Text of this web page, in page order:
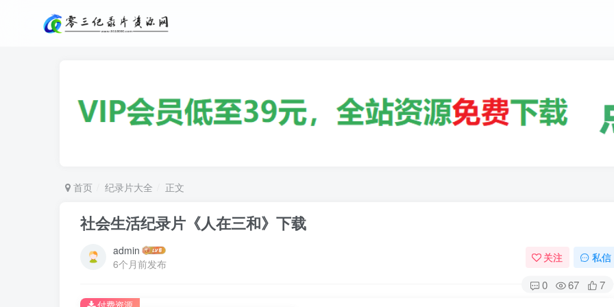
首页 纪录片大全 正文
社会生活纪录片《人在三和》下载
admin
6个月前发布
关注 私信
0 67 7